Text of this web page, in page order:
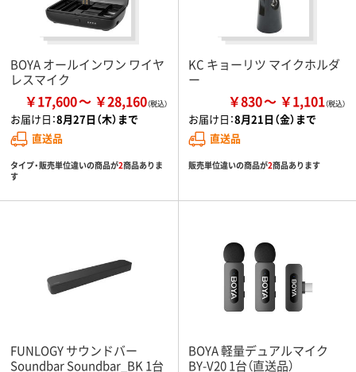
BOYA オールインワン ワイヤ
レスマイク
￥17,600 ￥28,160
お届け日：8月27日（木）まで
直送品
タイプ・販売単位違いの商品が2商品ありま
す
KC キョーリツ マイクホルダ
ー
￥830 ￥1,101
お届け日：8月21日（金）まで
直送品
販売単位違いの商品が2商品あります
FUNLOGY サウンドバー
Soundbar Soundbar_BK 1台
BOYA 軽量デュアルマイク
BY-V20 1台（直送品）